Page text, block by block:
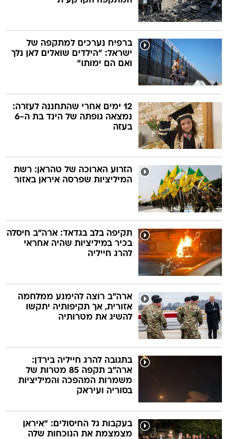
ברפיח נערכים למתקפה של
ישראל: "הילדים שואלים לאן נלך
ואם הם ימותו"
12 ימים אחרי שהתחננה לעזרה:
נמצאה גופתה של הינד בת ה-6
בעזה
הזרוע הארוכה של טהראן: רשת
המיליציות שפרסה איראן באזור
תקיפה בלב בגדאד: ארה"ב חיסלה
בכיר במיליציות שהיה אחראי
להרג חייליה
ארה"ב רוצה להימנע ממלחמה
אזורית, אך תקיפותיה יתקשו
להשיג את מטרותיה
בתגובה להרג חייליה בירדן:
ארה"ב תקפה 85 מטרות של
משמרות המהפכה והמיליציות
בסוריה ועיראק
בעקבות גל החיסולים: "איראן
מצמצמת את הנוכחות שלה